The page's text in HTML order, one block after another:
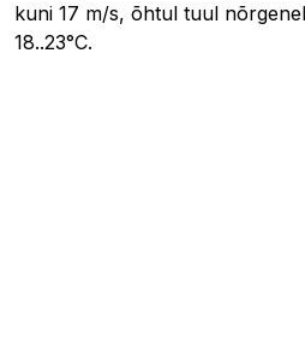
kuni 17 m/s, õhtul tuul
18..23°C.